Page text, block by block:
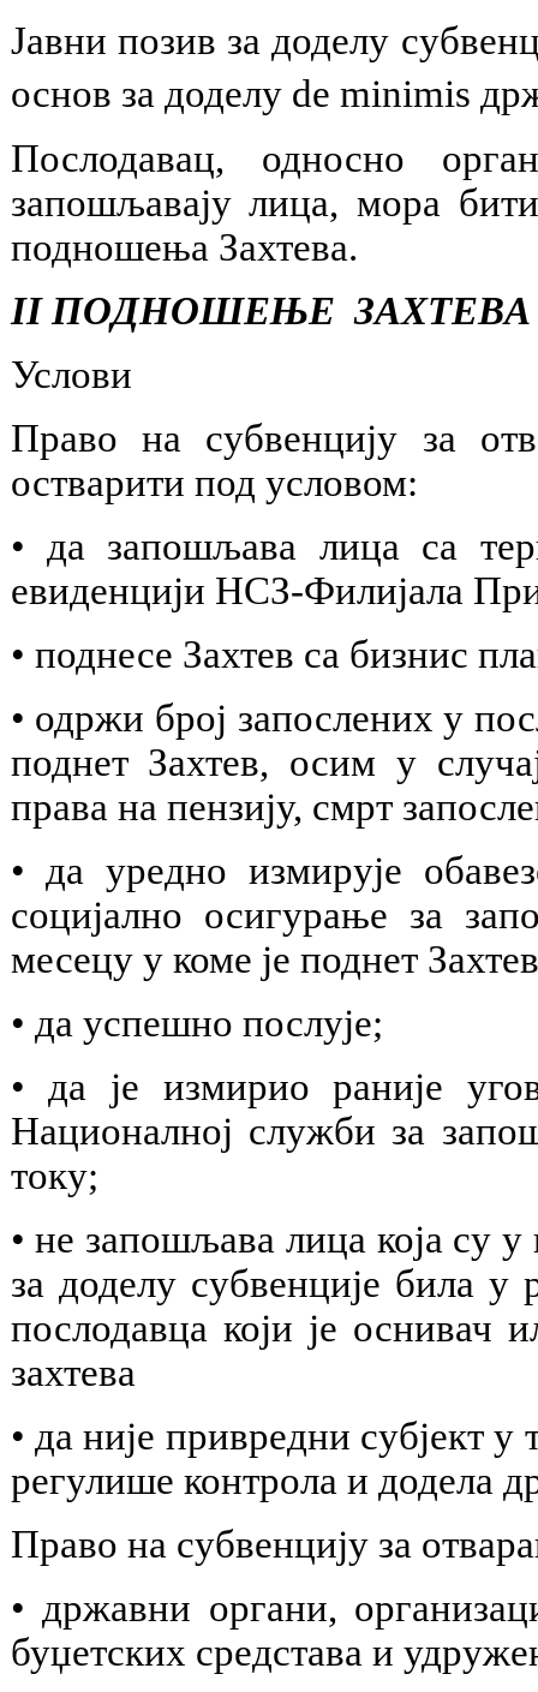
Јавни позив за доделу
основ за доделу de minimis
Послодавац, односно
запошљавају лица, мора
подношења Захтева.
II ПОДНОШЕЊЕ ЗАХТЕВА
Услови
Право на субвенцију за
остварити под условом:
• да запошљава лица са
евиденцији НСЗ-Филијала
• поднесе Захтев са бизнис
• одржи број запослених у
поднет Захтев, осим у
права на пензију, смрт
• да уредно измирује
социјално осигурање за
месецу у коме је поднет
• да успешно послује;
• да је измирио раније
Националној служби за
току;
• не запошљава лица која су
за доделу субвенције била
послодавца који је оснивач
захтева
• да није привредни субјект
регулише контрола и додела
Право на субвенцију за
• државни органи,
буџетских средстава и